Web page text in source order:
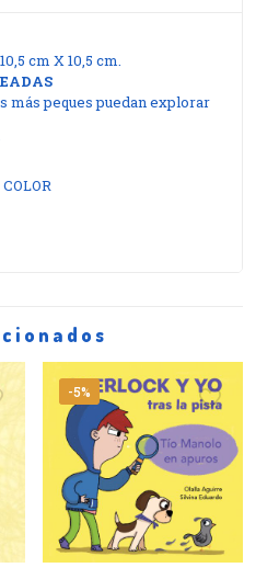
cm X 10,5 cm.
más peques puedan explorar
-5%